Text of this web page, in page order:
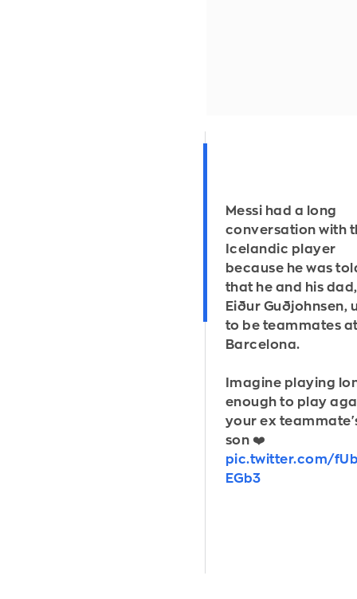
Messi had a long
conversation with
Icelandic player
because he was
that he and his dad,
Eiður Guðjohnsen,
to be teammates
Barcelona.
Imagine playing
enough to play
your ex
son ❤️
pic.twitter.com/
EGb3